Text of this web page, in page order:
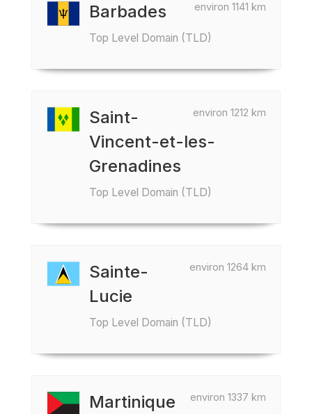
environ 1141 km
Barbades
Top Level Domain (TLD)
environ 1212 km
Saint-
Vincent-et-les-
Grenadines
Top Level Domain (TLD)
environ 1264 km
Sainte-
Lucie
Top Level Domain (TLD)
environ 1337 km
Martinique